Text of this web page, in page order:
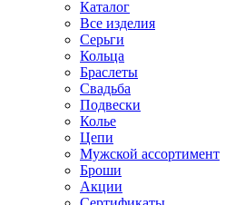
Каталог
Все изделия
Серьги
Кольца
Браслеты
Свадьба
Подвески
Колье
Цепи
Мужской ассортимент
Броши
Акции